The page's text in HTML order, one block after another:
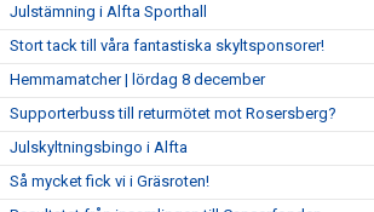
Julstämning i Alfta Sporthall
Stort tack till våra fantastiska skyltsponsorer!
Hemmamatcher | lördag 8 december
Supporterbuss till returmötet mot Rosersberg?
Julskyltningsbingo i Alfta
Så mycket fick vi i Gräsroten!